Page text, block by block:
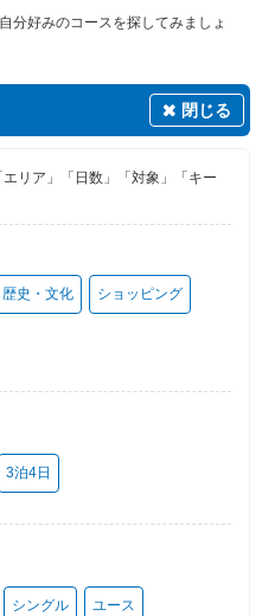
分好みのコースを探してみましょ
閉じる
リア」「日数」「対象」「キー
歴史・文化 ショッピング
3泊4日
シングル ユース